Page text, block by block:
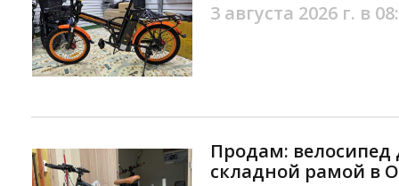
3 августа 2026 г. в
Продам: велосипед
складной рамой в